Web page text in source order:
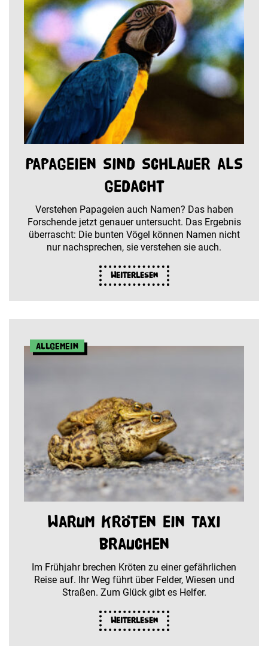
Papageien sind schlauer als
gedacht
Verstehen Papageien auch Namen? Das haben
Forschende jetzt genauer untersucht. Das Ergebnis
überrascht: Die bunten Vögel können Namen nicht
nur nachsprechen, sie verstehen sie auch.
Weiterlesen
Allgemein
Warum Kröten ein Taxi
brauchen
Im Frühjahr brechen Kröten zu einer gefährlichen
Reise auf. Ihr Weg führt über Felder, Wiesen und
Straßen. Zum Glück gibt es Helfer.
Weiterlesen